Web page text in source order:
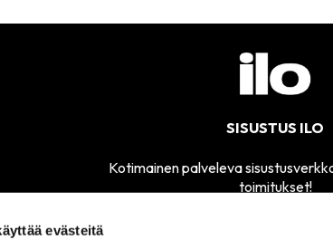
evästeitä
SISUSTUS ILO
Kotimainen palveleva
toimitukset!